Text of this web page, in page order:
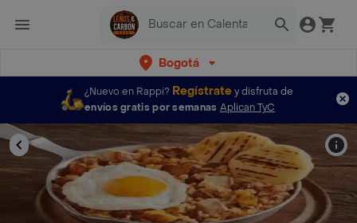
Bogotá
¿Nuevo en Rappi? Regístratey disfruta de
envíos gratis por semanas Aplican TyC